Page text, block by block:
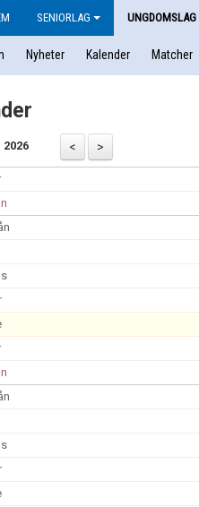
SENIORLAG UNGDOMSLAG
Nyheter Kalender Matcher
2026